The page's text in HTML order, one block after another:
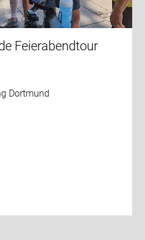
Feierabendtour
Dortmund